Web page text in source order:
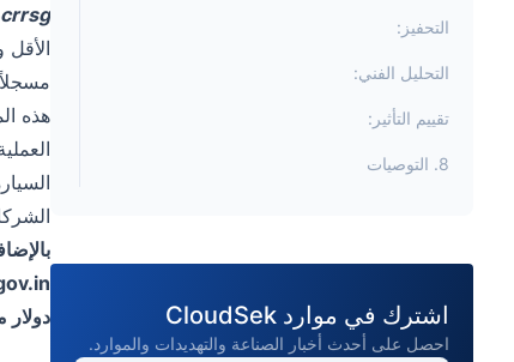
التحفيز:
التحليل الفني:
تقييم التأثير:
8. التوصيات
اشترك في موارد CloudSek
احصل على أحدث أخبار الصناعة والتهديدات والموارد.
crrsg
بالإضافة إلى
دولار